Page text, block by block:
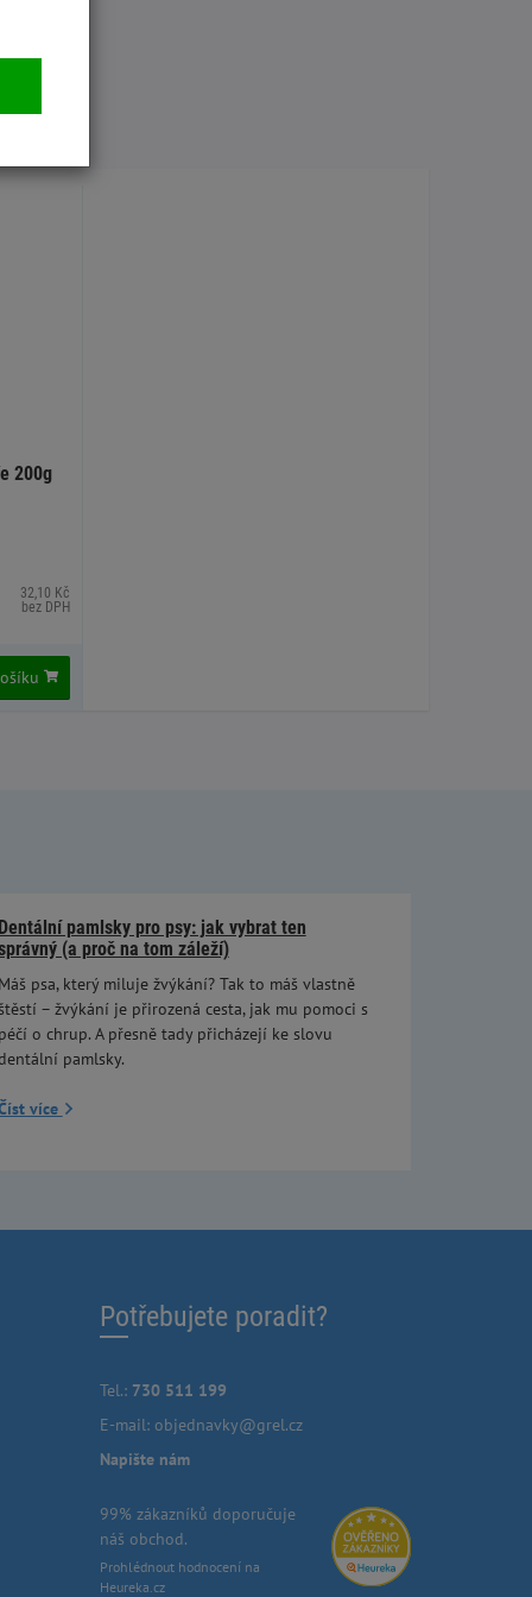
200g
32,10 Kč
bez DPH
Dentální pamlsky pro psy: jak vybrat ten
(a proč na tom záleží)
Máš psa, který miluje žvýkání? Tak to máš vlastně
– žvýkání je přirozená cesta, jak mu pomoci s
péčí o chrup. A přesně tady přicházejí ke slovu
pamlsky.
více
Potřebujete poradit?
Tel.: 730 511 199
E-mail: objednavky@grel.cz
Napište nám
99% zákazníků doporučuje
náš obchod.
Prohlédnout hodnocení na
Heureka.cz